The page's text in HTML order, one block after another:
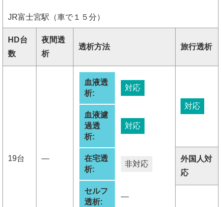
JR富士宮駅（車で１５分）
HD台
数
夜間透
析
透析方法 旅行透析
19台 ―
血液透
析:
対応
血液濾
過透
析:
対応
在宅透
析:
非対応
セルフ
透析:
―
対応
外国人対
応